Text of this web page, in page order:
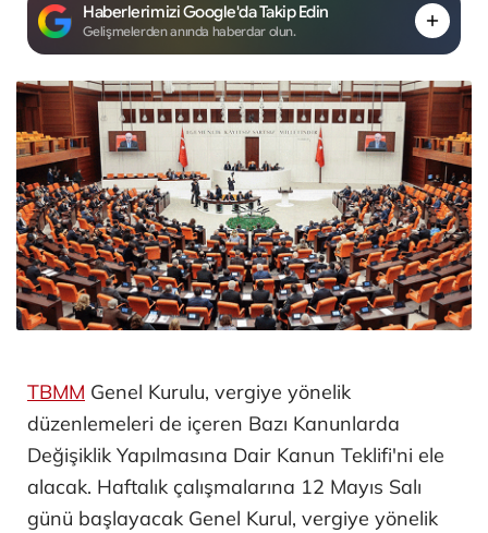
Haberlerimizi Google'da Takip Edin
Gelişmelerden anında haberdar olun.
TBMM Genel Kurulu, vergiye yönelik
düzenlemeleri de içeren Bazı Kanunlarda
Değişiklik Yapılmasına Dair Kanun Teklifi'ni ele
alacak. Haftalık çalışmalarına 12 Mayıs Salı
günü başlayacak Genel Kurul, vergiye yönelik